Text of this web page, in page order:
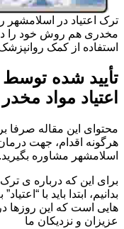
ترک اعتیاد در
مخدری هم روش خود را
استفاده از کمک
تأیید شده
اعتیاد مواد
محتوای این مقاله صرفا
هرگونه اقدام، جهت
اسلامشهر مشاوره بگیرید.
برای این که درباره ی
بدانیم، ابتدا باید با
هایی است که این روزها
عزیزان و نزدیکان ما